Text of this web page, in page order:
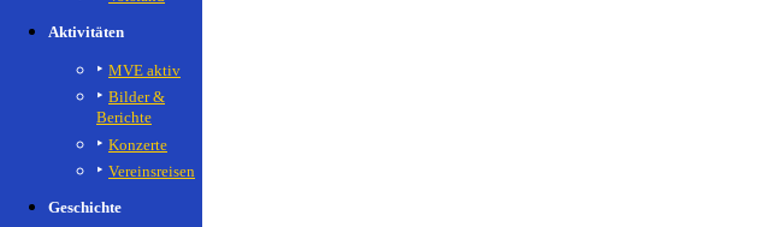
Aktivitäten
MVE aktiv
Bilder &
Berichte
Konzerte
Vereinsreisen
Geschichte